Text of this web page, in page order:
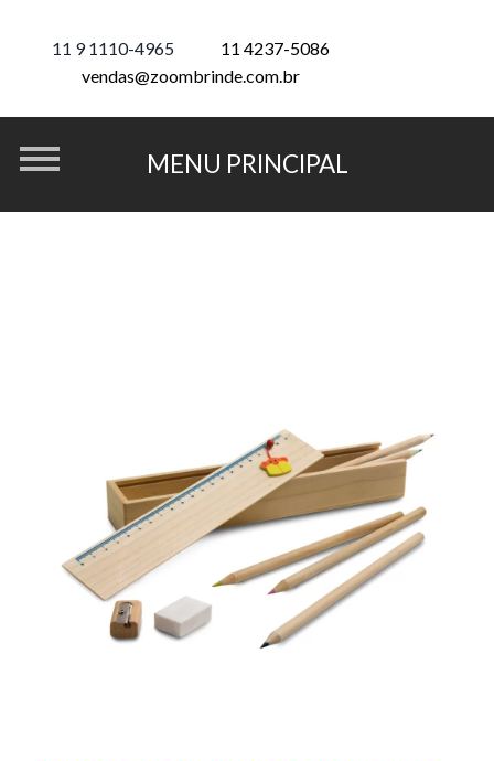
11 9 1110-4965
11 4237-5086
vendas@zoombrinde.com.br